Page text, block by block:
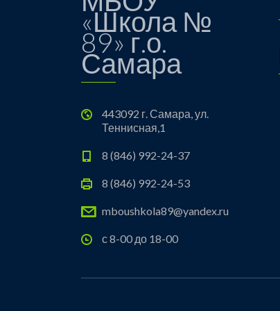
«Школа №
89» г.о.
Самара
443092 г. Самара, ул.
Теннисная,1
8 (846) 992-24-37
8 (846) 992-24-53
mboushkola89@yandex.ru
с 8-00 до 18-00